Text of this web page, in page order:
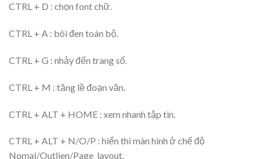
CTRL + D : chọn font chữ.
CTRL + A : bôi đen toàn bộ.
CTRL + G : nhảy đến trang số.
CTRL + M : tăng lề đoạn văn.
CTRL + ALT + HOME : xem nhanh tập tin.
CTRL + ALT + N/O/P : hiển thi màn hình ở chế độ
Nomal/Outlien/Page_layout.